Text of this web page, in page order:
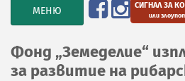
TOGGLE
NAVIGATION
МЕНЮ СИГНАЛ ЗА
или
Фонд „Земеделие“
за развитие на